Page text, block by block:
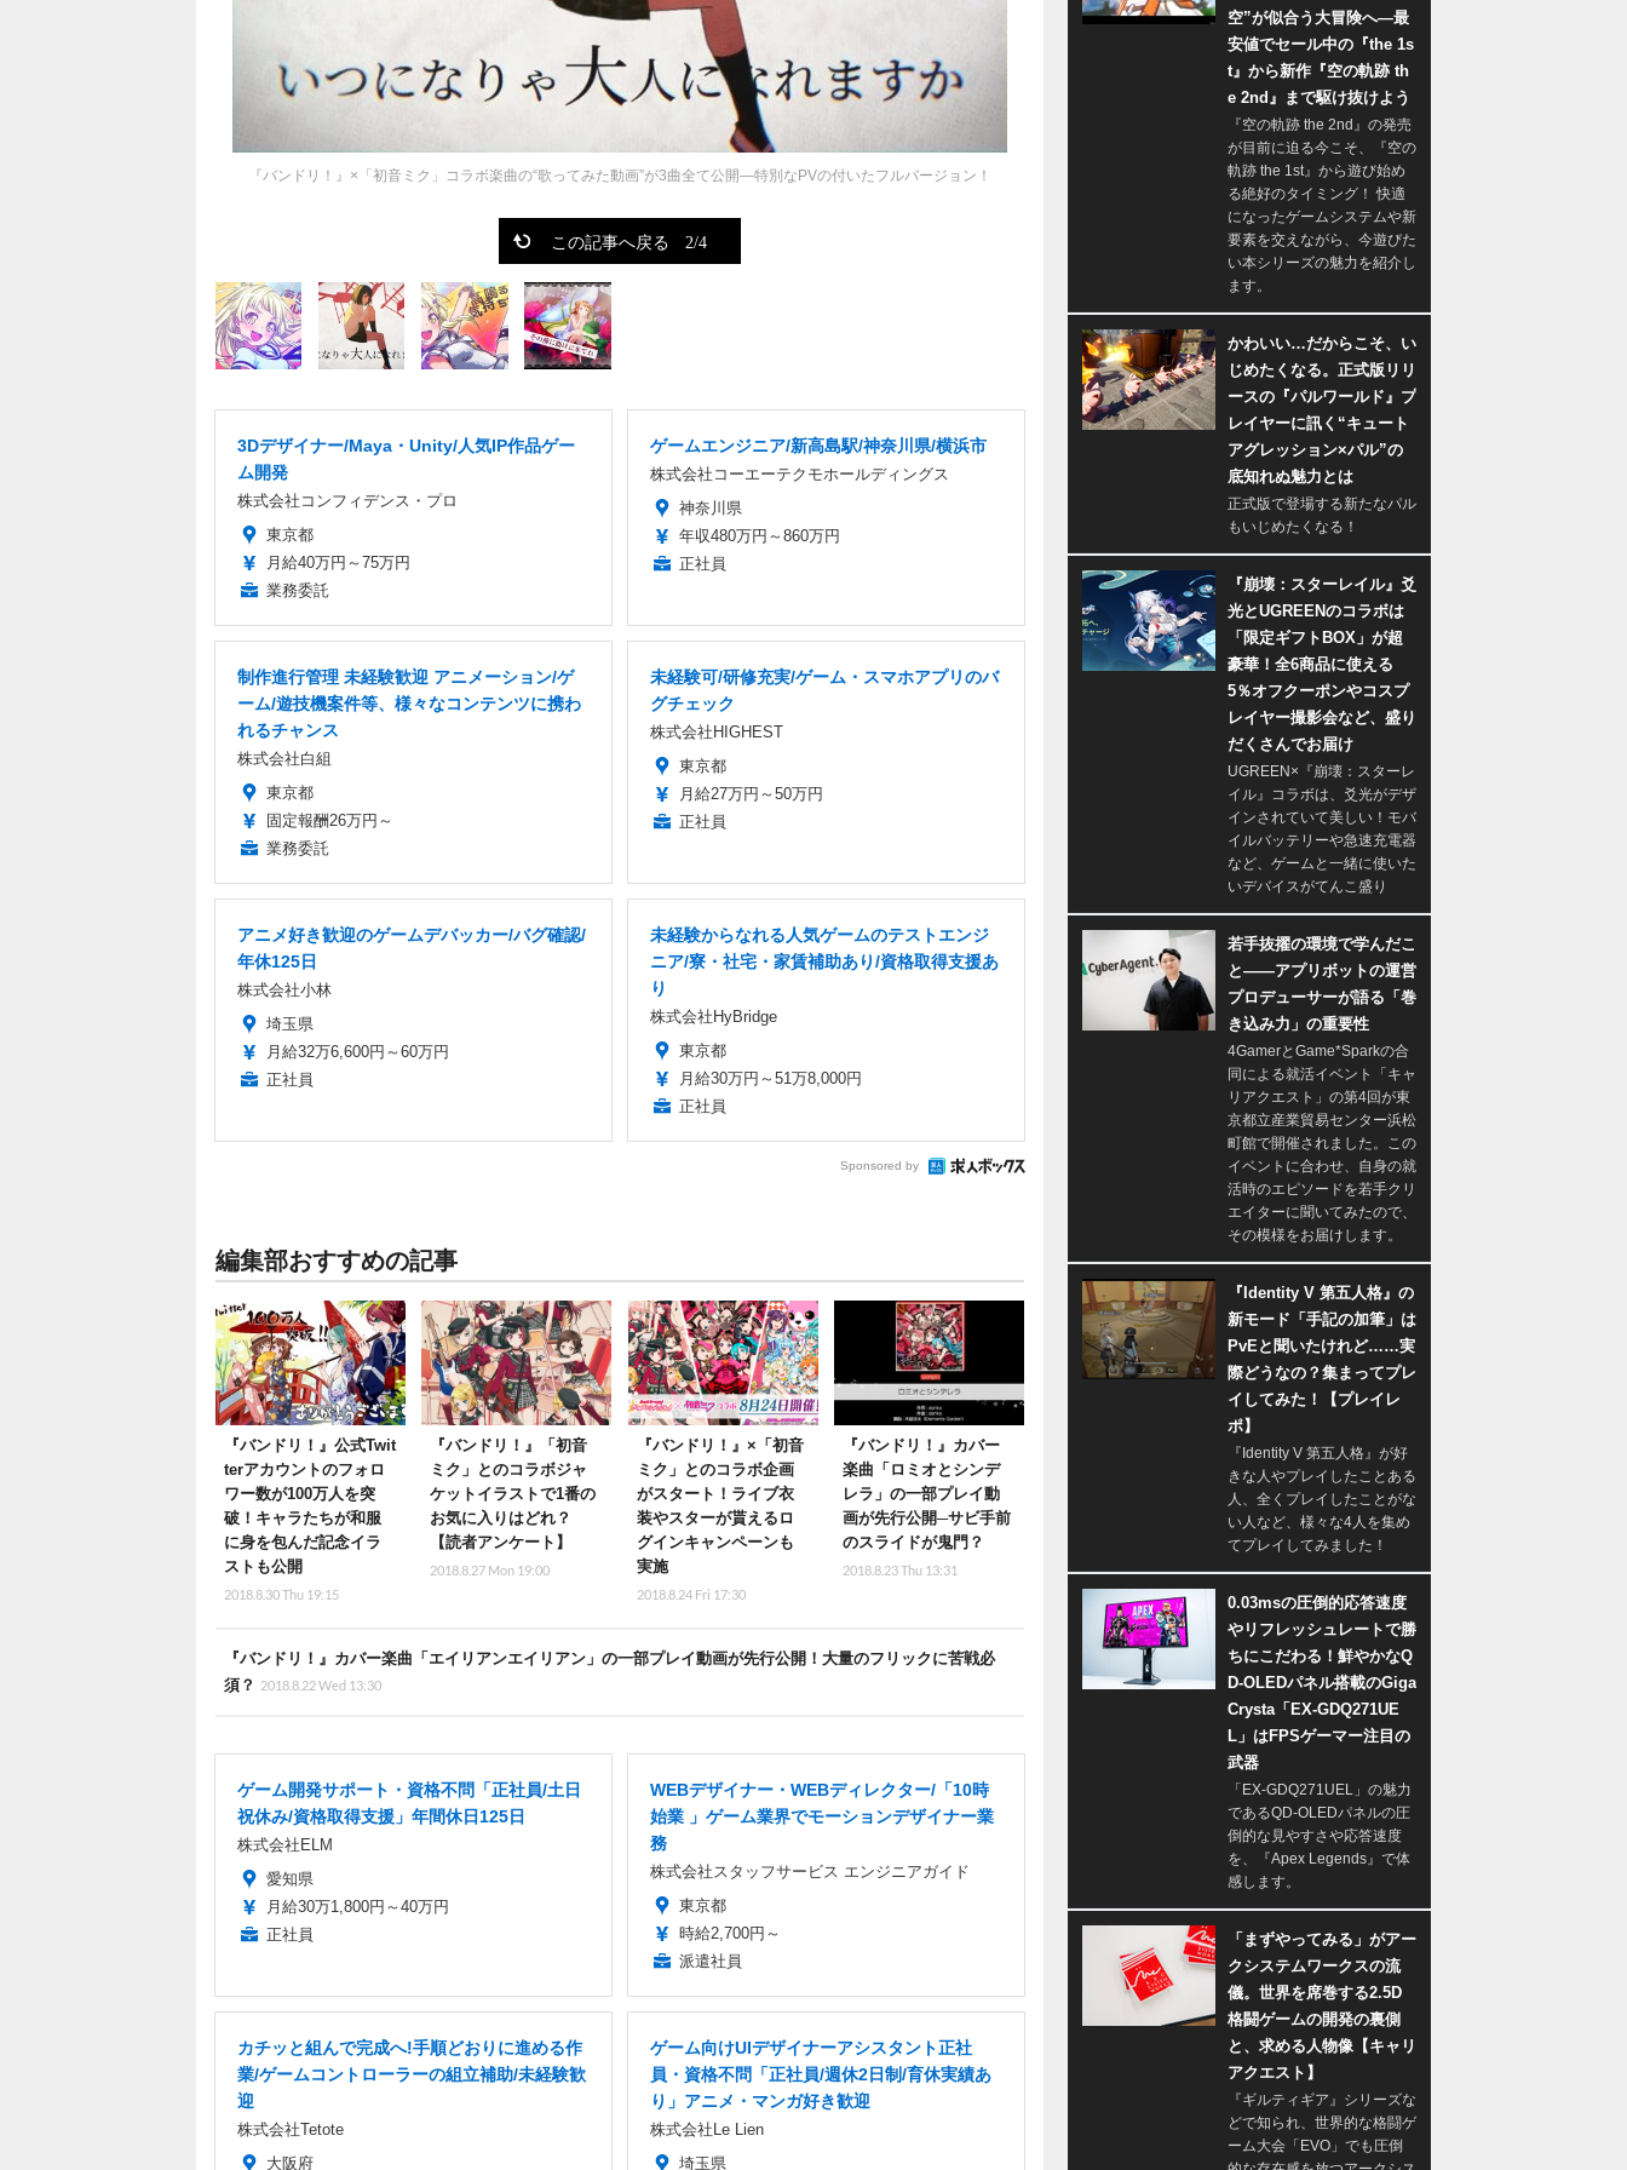
『バンドリ！』×「初音ミク」コラボ楽曲の“歌ってみた動画”が3曲全て公開―特別なPVの付いたフルバージョン！
この記事へ戻る 2/4
3Dデザイナー/Maya・Unity/人気IP作品ゲー
ム開発
株式会社コンフィデンス・プロ
東京都
月給40万円～75万円
業務委託
ゲームエンジニア/新高島駅/神奈川県/横浜市
株式会社コーエーテクモホールディングス
神奈川県
年収480万円～860万円
正社員
制作進行管理 未経験歓迎 アニメーション/ゲ
ーム/遊技機案件等、様々なコンテンツに携わ
れるチャンス
株式会社白組
東京都
固定報酬26万円～
業務委託
未経験可/研修充実/ゲーム・スマホアプリのバ
グチェック
株式会社HIGHEST
東京都
月給27万円～50万円
正社員
アニメ好き歓迎のゲームデバッカー/バグ確認/
年休125日
株式会社小林
埼玉県
月給32万6,600円～60万円
正社員
未経験からなれる人気ゲームのテストエンジ
ニア/寮・社宅・家賃補助あり/資格取得支援あ
り
株式会社HyBridge
東京都
月給30万円～51万8,000円
正社員
Sponsored by
編集部おすすめの記事
『バンドリ！』公式Twit
terアカウントのフォロ
ワー数が100万人を突
破！キャラたちが和服
に身を包んだ記念イラ
ストも公開
2018.8.30 Thu 19:15
『バンドリ！』「初音
ミク」とのコラボジャ
ケットイラストで1番の
お気に入りはどれ？
【読者アンケート】
2018.8.27 Mon 19:00
『バンドリ！』×「初音
ミク」とのコラボ企画
がスタート！ライブ衣
装やスターが貰えるロ
グインキャンペーンも
実施
2018.8.24 Fri 17:30
『バンドリ！』カバー
楽曲「ロミオとシンデ
レラ」の一部プレイ動
画が先行公開─サビ手前
のスライドが鬼門？
2018.8.23 Thu 13:31
『バンドリ！』カバー楽曲「エイリアンエイリアン」の一部プレイ動画が先行公開！大量のフリックに苦戦必
須？
2018.8.22 Wed 13:30
ゲーム開発サポート・資格不問「正社員/土日
祝休み/資格取得支援」年間休日125日
株式会社ELM
愛知県
月給30万1,800円～40万円
正社員
WEBデザイナー・WEBディレクター/「10時
始業 」ゲーム業界でモーションデザイナー業
務
株式会社スタッフサービス エンジニアガイド
東京都
時給2,700円～
派遣社員
カチッと組んで完成へ!手順どおりに進める作
業/ゲームコントローラーの組立補助/未経験歓
迎
株式会社Tetote
大阪府
ゲーム向けUIデザイナーアシスタント正社
員・資格不問「正社員/週休2日制/育休実績あ
り」アニメ・マンガ好き歓迎
株式会社Le Lien
埼玉県
空”が似合う大冒険へ―最
安値でセール中の『the 1s
t』から新作『空の軌跡 th
e 2nd』まで駆け抜けよう
『空の軌跡 the 2nd』の発売
が目前に迫る今こそ、『空の
軌跡 the 1st』から遊び始め
る絶好のタイミング！ 快適
になったゲームシステムや新
要素を交えながら、今遊びた
い本シリーズの魅力を紹介し
ます。
かわいい…だからこそ、い
じめたくなる。正式版リリ
ースの『パルワールド』プ
レイヤーに訊く“キュート
アグレッション×パル”の
底知れぬ魅力とは
正式版で登場する新たなパル
もいじめたくなる！
『崩壊：スターレイル』爻
光とUGREENのコラボは
「限定ギフトBOX」が超
豪華！全6商品に使える
5％オフクーポンやコスプ
レイヤー撮影会など、盛り
だくさんでお届け
UGREEN×『崩壊：スターレ
イル』コラボは、爻光がデザ
インされていて美しい！モバ
イルバッテリーや急速充電器
など、ゲームと一緒に使いた
いデバイスがてんこ盛り
若手抜擢の環境で学んだこ
と――アプリボットの運営
プロデューサーが語る「巻
き込み力」の重要性
4GamerとGame*Sparkの合
同による就活イベント「キャ
リアクエスト」の第4回が東
京都立産業貿易センター浜松
町館で開催されました。この
イベントに合わせ、自身の就
活時のエピソードを若手クリ
エイターに聞いてみたので、
その模様をお届けします。
『Identity V 第五人格』の
新モード「手記の加筆」は
PvEと聞いたけれど……実
際どうなの？集まってプレ
イしてみた！【プレイレ
ポ】
『Identity V 第五人格』が好
きな人やプレイしたことある
人、全くプレイしたことがな
い人など、様々な4人を集め
てプレイしてみました！
0.03msの圧倒的応答速度
やリフレッシュレートで勝
ちにこだわる！鮮やかなQ
D-OLEDパネル搭載のGiga
Crysta「EX-GDQ271UE
L」はFPSゲーマー注目の
武器
「EX-GDQ271UEL」の魅力
であるQD-OLEDパネルの圧
倒的な見やすさや応答速度
を、『Apex Legends』で体
感します。
「まずやってみる」がアー
クシステムワークスの流
儀。世界を席巻する2.5D
格闘ゲームの開発の裏側
と、求める人物像【キャリ
アクエスト】
『ギルティギア』シリーズな
どで知られ、世界的な格闘ゲ
ーム大会「EVO」でも圧倒